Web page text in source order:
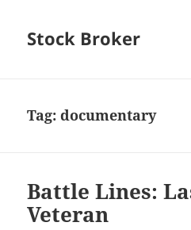
Stock Broker
Tag:documentary
Battle Lines:
Veteran